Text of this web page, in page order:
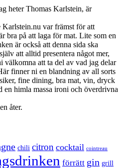
heter Thomas Karlstein, är
var främst för att
bra på att laga för mat. Lite som en
är också att denna sida ska
att alltid presentera något mer,
välkomna att ta del av vad jag delar
finner ni en blandning av all sorts
fine dining, bra mat, vin, dryck
en himla massa ironi och överdrivna
åter.
chili citron cocktail cointreau
förrätt gin grill